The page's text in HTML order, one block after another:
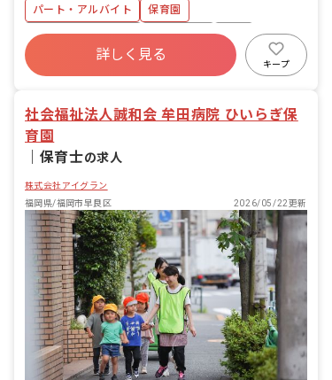
パート・アルバイト
保育園
ボーナス・賞与あり
土日祝休み
有給
昇給昇進あり
産休育休制度
詳しく見る
キープ
社会福祉法人誠和会 牟田病院 ひいらぎ保
育園
保育士の求人
株式会社アイグラン
福岡県/福岡市早良区
2026/05/22更新